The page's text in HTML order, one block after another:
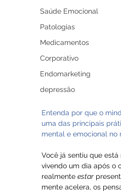
Saúde Emocional
Patologias
Medicamentos
Corporativo
Endomarketing
depressão
Entenda por que o
uma das principais
mental e emocional no
Você já sentiu que está
vivendo um dia após o
realmente estar
mente acelera, os